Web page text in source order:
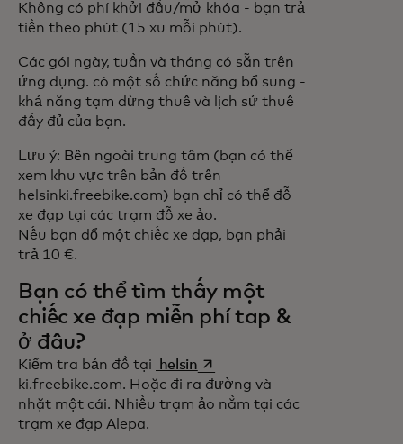
Không có phí khởi đầu/mở khóa - bạn trả
tiền theo phút (15 xu mỗi phút).
Các gói ngày, tuần và tháng có sẵn trên
ứng dụng. có một số chức năng bổ sung -
khả năng tạm dừng thuê và lịch sử thuê
đầy đủ của bạn.
Lưu ý: Bên ngoài trung tâm (bạn có thể
xem khu vực trên bản đồ trên
helsinki.freebike.com) bạn chỉ có thể đỗ
xe đạp tại các trạm đỗ xe ảo.
Nếu bạn đổ một chiếc xe đạp, bạn phải
trả 10 €.
Bạn có thể tìm thấy một
chiếc xe đạp miễn phí tap &
ở đâu?
Kiểm tra bản đồ tại helsinopens in a new tab
ki.freebike.com. Hoặc đi ra đường và
nhặt một cái. Nhiều trạm ảo nằm tại các
trạm xe đạp Alepa.